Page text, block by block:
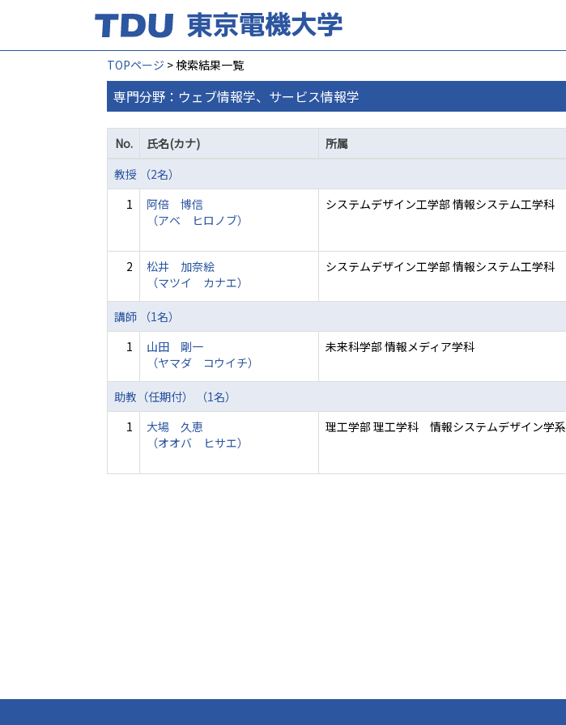
TOPページ > 検索結果一覧
専門分野：ウェブ情報学、サービス情報学
No. 氏名(カナ) 所属
教授 （2名）
1
阿倍 博信
（アベ ヒロノブ）
システムデザイン工学部 情報システム工学科
2
松井 加奈絵
（マツイ カナエ）
システムデザイン工学部 情報システム工学科
講師 （1名）
1
山田 剛一
（ヤマダ コウイチ）
未来科学部 情報メディア学科
助教（任期付） （1名）
1
大場 久恵
（オオバ ヒサエ）
理工学部 理工学科 情報システムデザイン学系